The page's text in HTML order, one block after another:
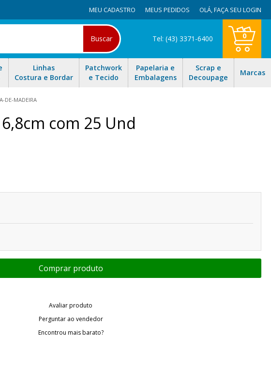
MEU CADASTRO MEUS PEDIDOS OLÁ,FAÇA SEU LOGIN
Buscar Tel: (43) 3371-6400 0
Linhas
Costura e Bordar
Patchwork
e Tecido
Papelaria e
Embalagens
Scrap e
Decoupage
Marcas
DE-MADEIRA
com 25 Und
Avaliar produto
Perguntar ao vendedor
Encontrou mais barato?